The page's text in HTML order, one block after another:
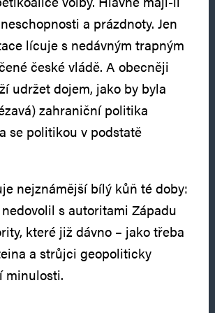
a prázdnoty. Jen
lícuje s nedávným trapným
české vládě. A obecněji
udržet dojem, jako by byla
zahraniční politika
se politikou v podstatě
nejznámější bílý kůň té doby:
s autoritami Západu
které již dávno – jako třeba
a strůjci geopoliticky
minulosti.